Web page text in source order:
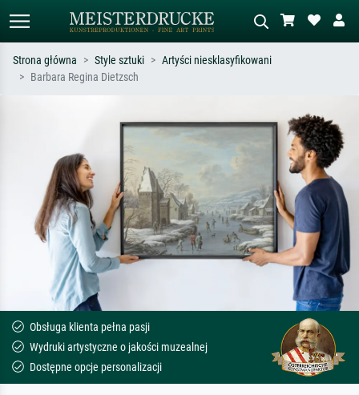
impresjonizm, fala Hokusaia, akt.
Opisz scenę – np. zielona łąka,
abstrakcja z czerwienią, ciemny olej,
stojący akt obok drzewa.
Strona główna Style sztuki
Artyści niesklasyfikowani
Barbara Regina Dietzsch
Obsługa klienta pełna pasji
Wydruki artystyczne o jakości muzealnej
Dostępne opcje personalizacji